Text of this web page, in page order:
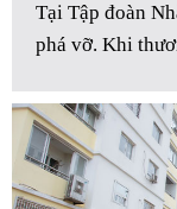
Tại Tập đoàn
phá vỡ. Khi
kiến tạo, khiến
động. Với con số
Đạt - Nhà Phố